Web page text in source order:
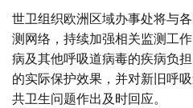
世卫组织欧洲区域办事处将与
测网络，持续加强相关监测工
病及其他呼吸道病毒的疾病负
的实际保护效果，并对新旧呼
共卫生问题作出及时回应。